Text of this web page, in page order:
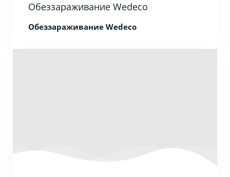
Обеззараживание Wedeco
Обеззараживание Wedeco